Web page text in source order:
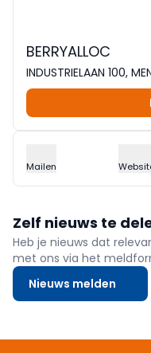
BERRYALLOC
INDUSTRIELAAN 100,
Mailen
Zelf nieuws te
Heb je nieuws dat
met ons via het
Nieuws melden